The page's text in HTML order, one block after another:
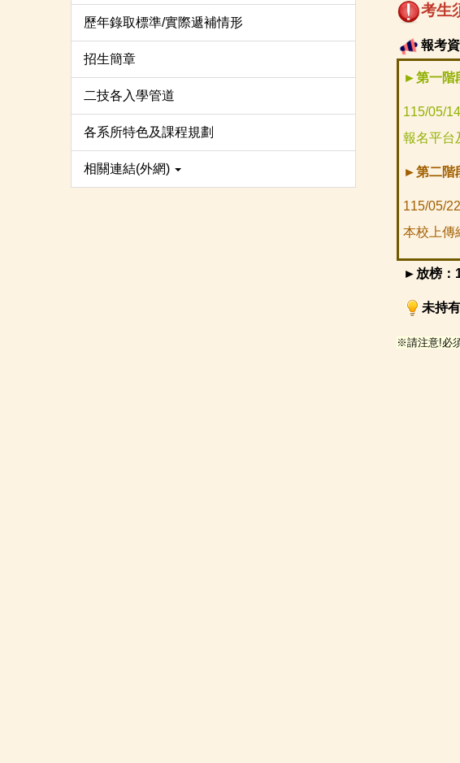
歷年錄取標準/實際遞補情形
招生簡章
二技各入學管道
各系所特色及課程規劃
相關連結(外網)
考生
報考
►第一階
115/05/
報名平台
►第二階
115/05/
本校上傳
►放榜：
未持有
※請注意!必